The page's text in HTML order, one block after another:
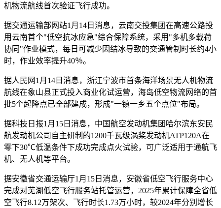
机物流航线首次验证飞行成功。
据交通运输部网站1月14日消息，云南交投集团在高速公路投
用云南首个"低空抗冰应急"综合保障系统，采用"多机多载荷
协同"作业模式，每日可减少因结冰导致的交通管制时长约4小
时，作业效率提升40％。
据人民网1月14日消息，浙江宁波市首条海洋场景无人机物流
航线在象山县正式投入商业化试运营，海岛低空物流网络的首
批5个起降点已全部建成，形成"一镇一乡五个点位"布局。
据科技日报1月15日消息，中国航空发动机集团哈尔滨东安民
航发动机公司自主研制的1200千瓦级涡桨发动机ATP120A在
零下30℃低温条件下成功完成点火试验，可广泛适用于通航飞
机、无人机等平台。
据安徽省交通运输厅1月15日消息，安徽省低空飞行服务中心
完成对芜湖低空飞行服务站托管运营，2025年累计保障全省低
空飞行8.12万架次、飞行时长1.73万小时，较2024年分别增长